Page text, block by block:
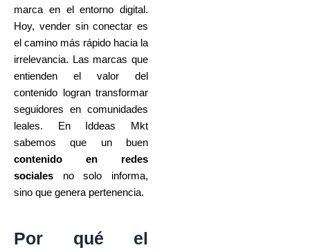
marca en el entorno digital.
Hoy, vender sin conectar es
el camino más rápido hacia la
irrelevancia. Las marcas que
entienden el valor del
contenido logran transformar
seguidores en comunidades
leales. En Iddeas Mkt
sabemos que un buen
contenido en redes
sociales no solo informa,
sino que genera pertenencia.
Por qué el